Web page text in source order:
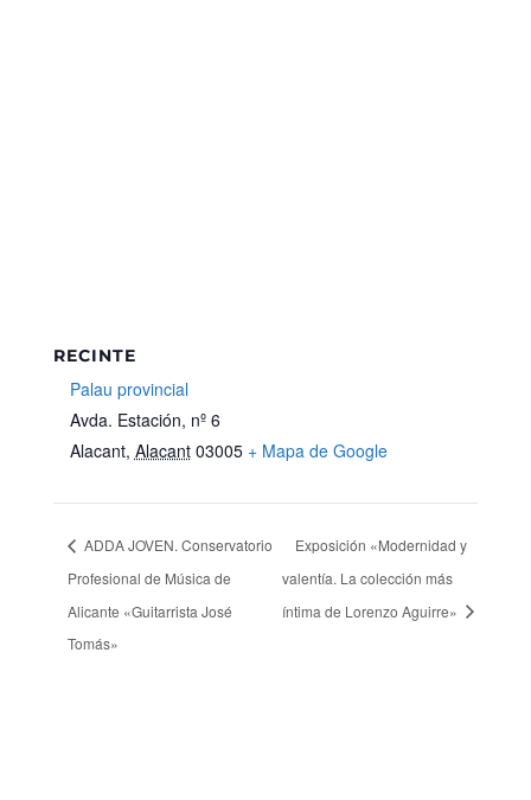
RECINTE
Palau provincial
Avda. Estación, nº 6
Alacant, Alacant 03005 + Mapa de Google
ADDA JOVEN. Conservatorio
Profesional de Música de
Alicante «Guitarrista José
Tomás»
Exposición «Modernidad y
valentía. La colección más
íntima de Lorenzo Aguirre»